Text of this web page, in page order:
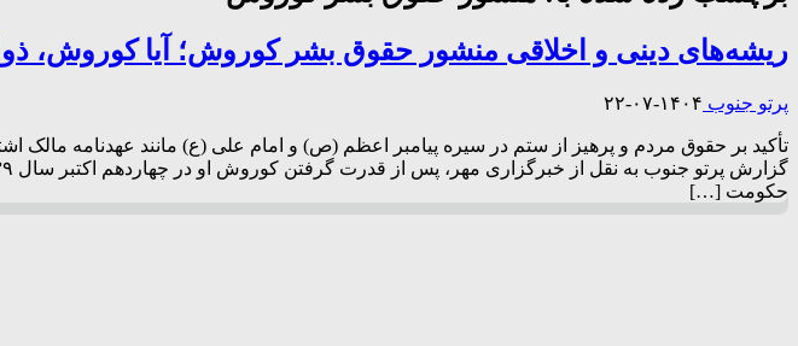
ریشه‌های دینی و اخلاقی منشور حقوق بشر کوروش؛ آیا کوروش،
پرتو جنوب ۱۴۰۴-۰۷-۲۲
تأکید بر حقوق مردم و پرهیز از ستم در سیره پیامبر اعظم (ص) و امام علی (ع) مانند عهدنامه
حکومت […]